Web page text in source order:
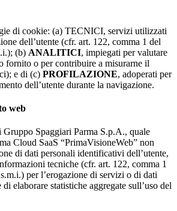
di cookie: (a) TECNICI, servizi utilizzati
dell’utente (cfr. art. 122, comma 1 del
(b) ANALITICI, impiegati per valutare
fornito o per contribuire a misurarne il
e di (c) PROFILAZIONE, adoperati per
dell’utente durante la navigazione.
web
Spaggiari Parma S.p.A., quale
Cloud SaaS “PrimaVisioneWeb” non
di dati personali identificativi dell’utente,
tecniche (cfr. art. 122, comma 1
per l’erogazione di servizi o di dati
elaborare statistiche aggregate sull’uso del